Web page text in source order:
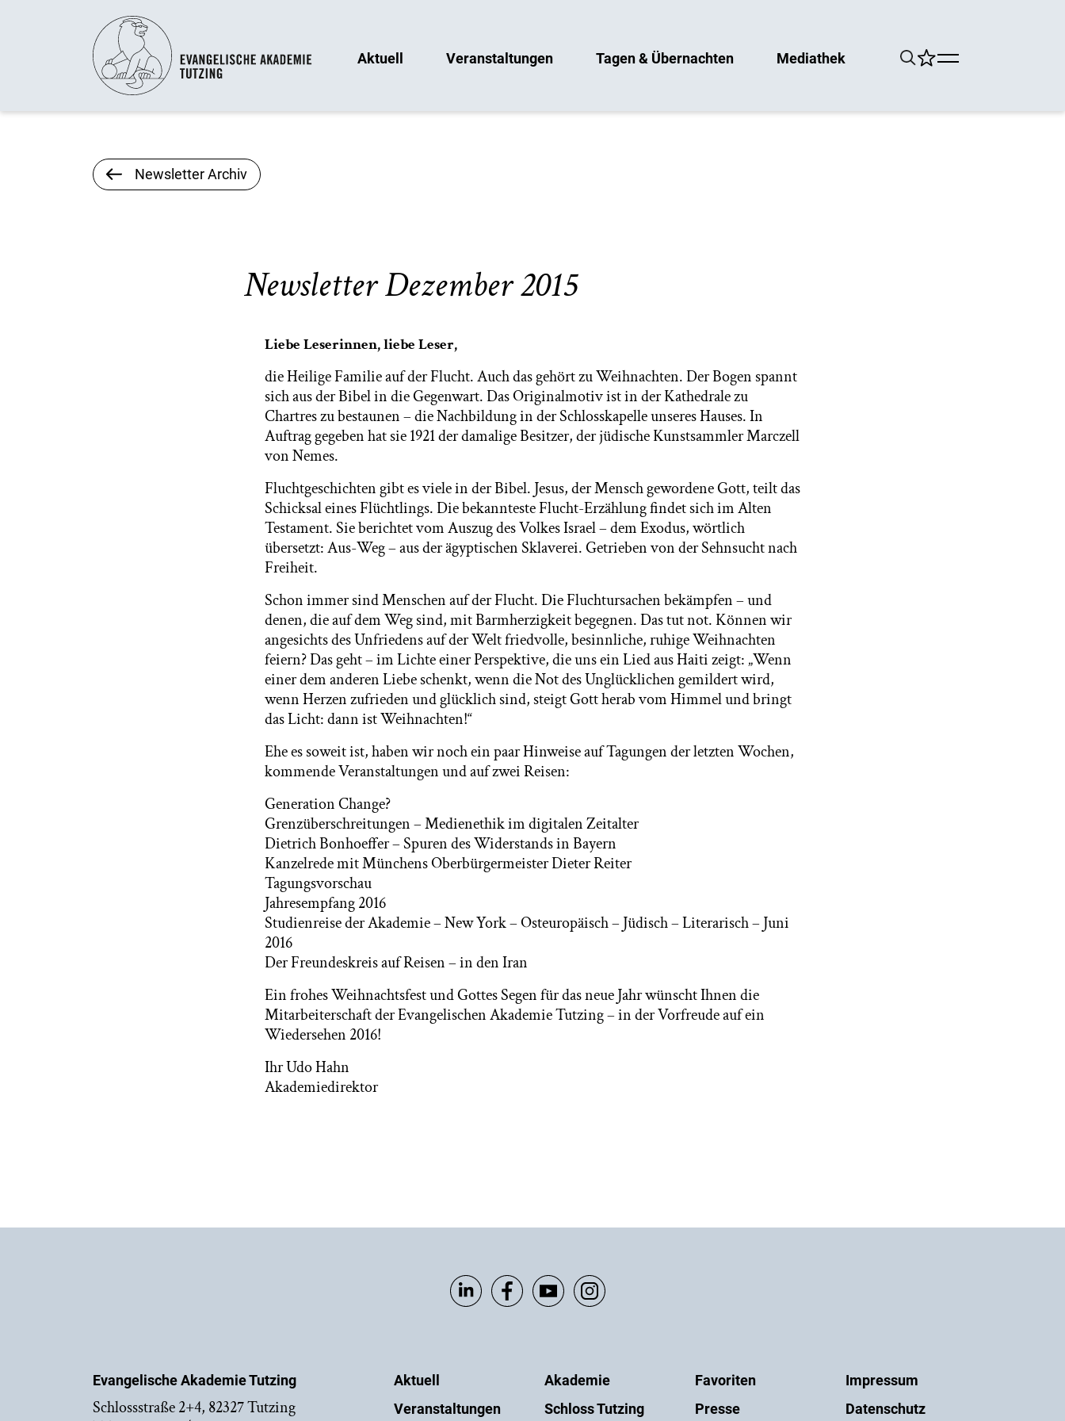
Aktuell Veranstaltungen Tagen & Übernachten Mediathek
Newsletter Archiv
Newsletter Dezember 2015
Liebe Leserinnen, liebe Leser,
die Heilige Familie auf der Flucht. Auch das gehört zu Weihnachten. Der Bogen spannt
sich aus der Bibel in die Gegenwart. Das Originalmotiv ist in der Kathedrale zu
Chartres zu bestaunen – die Nachbildung in der Schlosskapelle unseres Hauses. In
Auftrag gegeben hat sie 1921 der damalige Besitzer, der jüdische Kunstsammler Marczell
von Nemes.
Fluchtgeschichten gibt es viele in der Bibel. Jesus, der Mensch gewordene Gott, teilt das
Schicksal eines Flüchtlings. Die bekannteste Flucht-Erzählung findet sich im Alten
Testament. Sie berichtet vom Auszug des Volkes Israel – dem Exodus, wörtlich
übersetzt: Aus-Weg – aus der ägyptischen Sklaverei. Getrieben von der Sehnsucht nach
Freiheit.
Schon immer sind Menschen auf der Flucht. Die Fluchtursachen bekämpfen – und
denen, die auf dem Weg sind, mit Barmherzigkeit begegnen. Das tut not. Können wir
angesichts des Unfriedens auf der Welt friedvolle, besinnliche, ruhige Weihnachten
feiern? Das geht – im Lichte einer Perspektive, die uns ein Lied aus Haiti zeigt: „Wenn
einer dem anderen Liebe schenkt, wenn die Not des Unglücklichen gemildert wird,
wenn Herzen zufrieden und glücklich sind, steigt Gott herab vom Himmel und bringt
das Licht: dann ist Weihnachten!“
Ehe es soweit ist, haben wir noch ein paar Hinweise auf Tagungen der letzten Wochen,
kommende Veranstaltungen und auf zwei Reisen:
Generation Change?
Grenzüberschreitungen – Medienethik im digitalen Zeitalter
Dietrich Bonhoeffer – Spuren des Widerstands in Bayern
Kanzelrede mit Münchens Oberbürgermeister Dieter Reiter
Tagungsvorschau
Jahresempfang 2016
Studienreise der Akademie – New York – Osteuropäisch – Jüdisch – Literarisch – Juni
2016
Der Freundeskreis auf Reisen – in den Iran
Ein frohes Weihnachtsfest und Gottes Segen für das neue Jahr wünscht Ihnen die
Mitarbeiterschaft der Evangelischen Akademie Tutzing – in der Vorfreude auf ein
Wiedersehen 2016!
Ihr Udo Hahn
Akademiedirektor
Evangelische Akademie Tutzing
Schlossstraße 2+4, 82327 Tutzing
Aktuell
Veranstaltungen
Akademie
Schloss Tutzing
Favoriten
Presse
Impressum
Datenschutz